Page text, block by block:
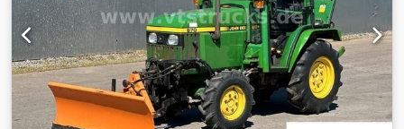
Baujahr: 2014 Produktart: Gebraucht Daten: Länge: 390 cm
Breite: 157 cm Höhe: 190 cm Sitzplätze: 4 Antriebsart:
Diesel, 21 PS Ladefläche L x B: 114 x 132 cm Nutzlast: 635
kg Anhängelast: 680 kg Höchstgeschwindigkeit: 40 km/h
Straßenzulassung: Ja Leergewicht: 946 kg Zulässiges
Gesamtgewicht: 1.581 kg Besonderheiten: Allradantrieb,
Differentialsperre, Ladefläche mit Kippfunktion.